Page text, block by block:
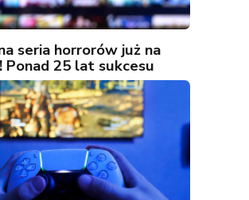
seria horrorów już na
25 lat sukcesu